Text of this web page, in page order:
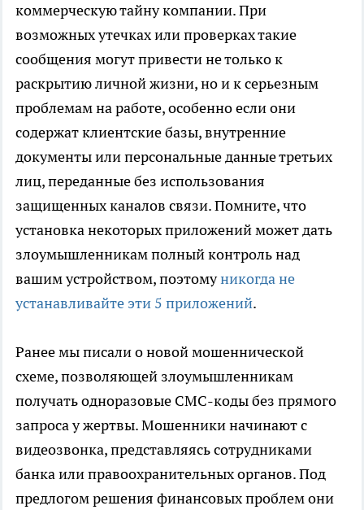
коммерческую тайну компании. При
возможных утечках или проверках такие
сообщения могут привести не только к
раскрытию личной жизни, но и к серьезным
проблемам на работе, особенно если они
содержат клиентские базы, внутренние
документы или персональные данные третьих
лиц, переданные без использования
защищенных каналов связи. Помните, что
установка некоторых приложений может дать
злоумышленникам полный контроль над
вашим устройством, поэтомуникогда не
устанавливайте эти 5 приложений.
Ранее мы писали о новой мошеннической
схеме, позволяющей злоумышленникам
получать одноразовые СМС-коды без прямого
запроса у жертвы. Мошенники начинают с
видеозвонка, представляясь сотрудниками
банка или правоохранительных органов. Под
предлогом решения финансовых проблем они